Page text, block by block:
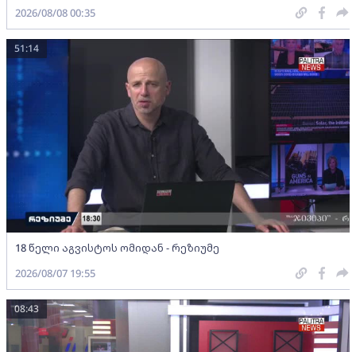
2026/08/08 00:35
18 წელი აგვისტოს ომიდან - რეზიუმე
51:14
2026/08/07 19:55
08:43